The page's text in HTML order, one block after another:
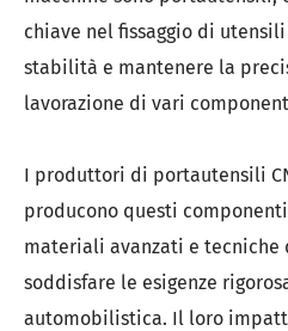
chiave nel fissaggio di
stabilità e mantenere la
lavorazione di vari
I produttori di portautensili
producono questi
materiali avanzati e tecniche
soddisfare le esigenze
automobilistica. Il loro